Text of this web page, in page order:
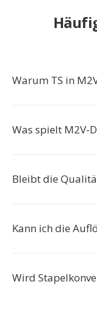
Warum TS in
Was spielt M2V-
Bleibt die
Kann ich die
Wird